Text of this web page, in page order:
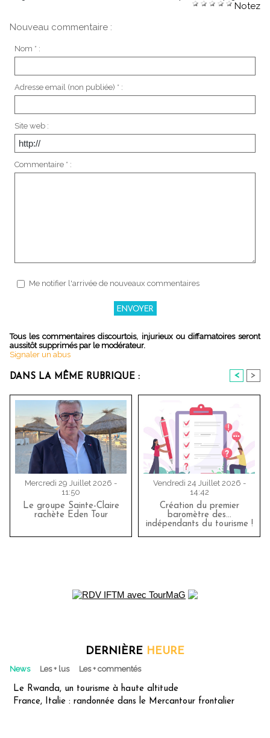
Notez
Nouveau commentaire :
Nom * :
Adresse email (non publiée) * :
Site web :
Commentaire * :
Me notifier l'arrivée de nouveaux commentaires
Tous les commentaires discourtois, injurieux ou diffamatoires seront
aussitôt supprimés par le modérateur.
Signaler un abus
DANS LA MÊME RUBRIQUE : < >
Mercredi 29 Juillet 2026 -
11:50
Le groupe Sainte-Claire
rachète Eden Tour
Vendredi 24 Juillet 2026 -
14:42
Création du premier
baromètre des…
indépendants du tourisme !
DERNIÈRE HEURE
News Les + lus Les + commentés
Le Rwanda, un tourisme à haute altitude
France, Italie : randonnée dans le Mercantour frontalier